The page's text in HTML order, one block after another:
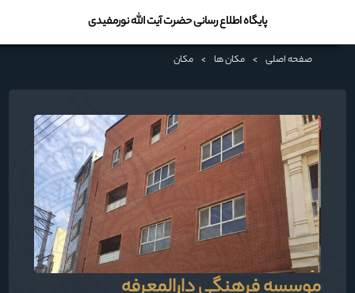
پایگاه اطلاع رسانی حضرت آیت الله نورمفیدی
صفحه اصلی > مکان ها > مکان